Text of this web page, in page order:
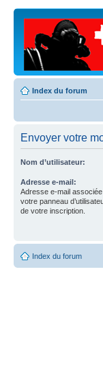
Index du forum
Envoyer votre
Nom d’utilisateur:
Adresse e-mail:
Adresse e-mail
votre panneau
de votre inscription.
Index du forum